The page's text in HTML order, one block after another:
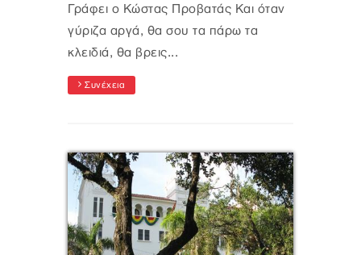
Γράφει ο Κώστας Προβατάς Και όταν
γύριζα αργά, θα σου τα πάρω τα
κλειδιά, θα βρεις...
Συνέχεια